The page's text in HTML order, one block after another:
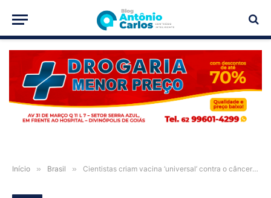
PUBLICIDADE
Início » Brasil » Cientistas criam vacina ‘universal’ contra o câncer; entenda